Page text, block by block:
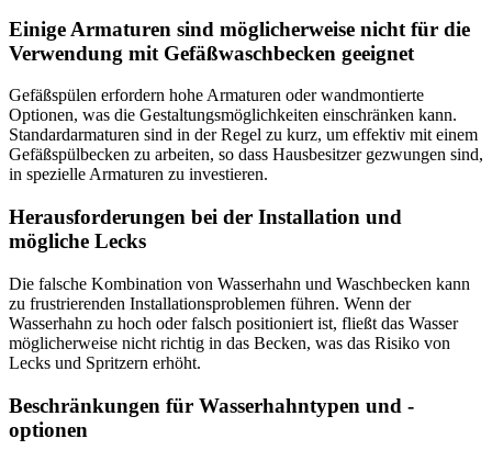
Einige Armaturen sind möglicherweise nicht für die
Verwendung mit Gefäßwaschbecken geeignet
Gefäßspülen erfordern hohe Armaturen oder wandmontierte
Optionen, was die Gestaltungsmöglichkeiten einschränken kann.
Standardarmaturen sind in der Regel zu kurz, um effektiv mit einem
Gefäßspülbecken zu arbeiten, so dass Hausbesitzer gezwungen sind,
in spezielle Armaturen zu investieren.
Herausforderungen bei der Installation und
mögliche Lecks
Die falsche Kombination von Wasserhahn und Waschbecken kann
zu frustrierenden Installationsproblemen führen. Wenn der
Wasserhahn zu hoch oder falsch positioniert ist, fließt das Wasser
möglicherweise nicht richtig in das Becken, was das Risiko von
Lecks und Spritzern erhöht.
Beschränkungen für Wasserhahntypen und -
optionen